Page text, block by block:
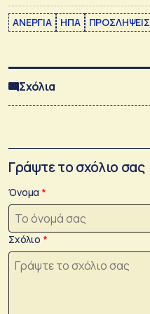
ΑΝΕΡΓΙΑ ΗΠΑ ΠΡΟΣΛΗΨΕΙΣ
Σχόλια
Γράψτε το σχόλιο σας
Όνομα
Σχόλιο